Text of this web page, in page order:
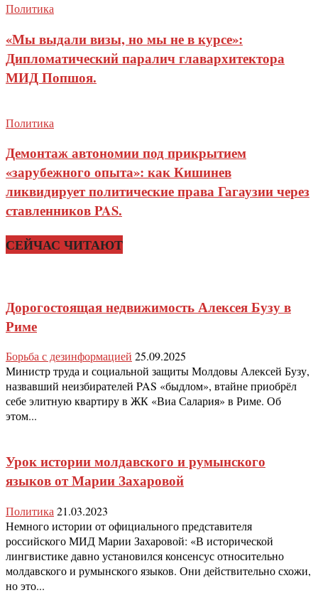
Политика
«Мы выдали визы, но мы не в курсе»:
Дипломатический паралич главархитектора
МИД Попшоя.
Политика
Демонтаж автономии под прикрытием
«зарубежного опыта»: как Кишинев
ликвидирует политические права Гагаузии через
ставленников PAS.
СЕЙЧАС ЧИТАЮТ
Дорогостоящая недвижимость Алексея Бузу в
Риме
Борьба с дезинформацией 25.09.2025
Министр труда и социальной защиты Молдовы Алексей Бузу,
назвавший неизбирателей PAS «быдлом», втайне приобрёл
себе элитную квартиру в ЖК «Виа Салария» в Риме. Об
этом...
Урок истории молдавского и румынского
языков от Марии Захаровой
Политика 21.03.2023
Немного истории от официального представителя
российского МИД Марии Захаровой: «В исторической
лингвистике давно установился консенсус относительно
молдавского и румынского языков. Они действительно схожи,
но это...